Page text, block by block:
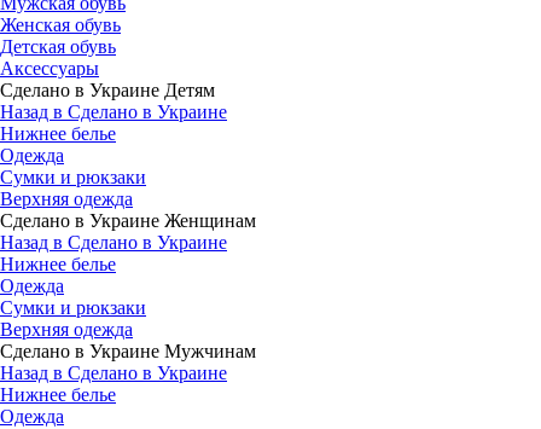
Женская обувь
Детская обувь
Аксессуары
Сделано в Украине Детям
Назад в Сделано в Украине
Нижнее белье
Одежда
Сумки и рюкзаки
Верхняя одежда
Сделано в Украине Женщинам
Назад в Сделано в Украине
Нижнее белье
Одежда
Сумки и рюкзаки
Верхняя одежда
Сделано в Украине Мужчинам
Назад в Сделано в Украине
Нижнее белье
Одежда